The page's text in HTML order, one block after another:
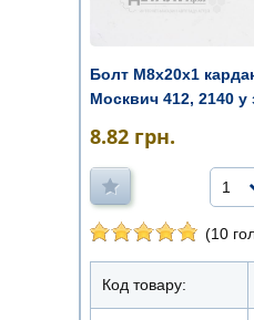
Болт М8х20х1
Москвич 412, 2140 у
8.82 грн.
1
(10
Код товару: